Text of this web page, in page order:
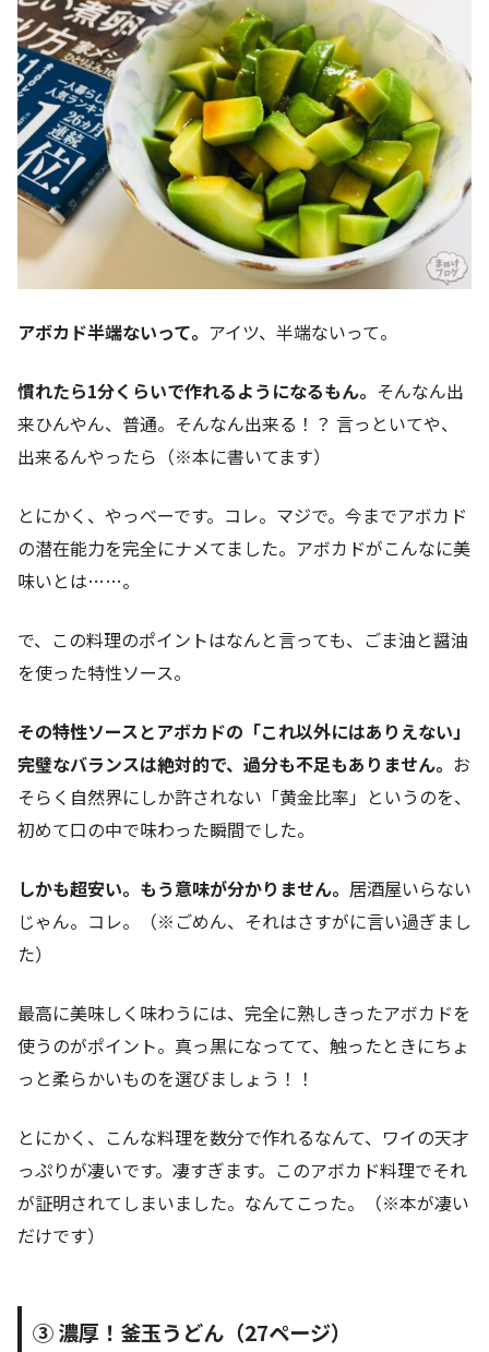
アボカド半端ないって。 アイツ、半端ないって。
慣れたら1分くらいで作れるようになるもん。 そんなん出
来ひんやん、普通。そんなん出来る！？ 言っといてや、
出来るんやったら（※本に書いてます）
とにかく、やっべーです。コレ。マジで。今までアボカド
の潜在能力を完全にナメてました。アボカドがこんなに美
味いとは……。
で、この料理のポイントはなんと言っても、ごま油と醤油
を使った特性ソース。
その特性ソースとアボカドの「これ以外にはありえない」
完璧なバランスは絶対的で、過分も不足もありません。 お
そらく自然界にしか許されない「黄金比率」というのを、
初めて口の中で味わった瞬間でした。
しかも超安い。もう意味が分かりません。 居酒屋いらない
じゃん。コレ。（※ごめん、それはさすがに言い過ぎまし
た）
最高に美味しく味わうには、完全に熟しきったアボカドを
使うのがポイント。真っ黒になってて、触ったときにちょ
っと柔らかいものを選びましょう！！
とにかく、こんな料理を数分で作れるなんて、ワイの天才
っぷりが凄いです。凄すぎます。このアボカド料理でそれ
が証明されてしまいました。なんてこった。（※本が凄い
だけです）
③ 濃厚！釜玉うどん（27ページ）